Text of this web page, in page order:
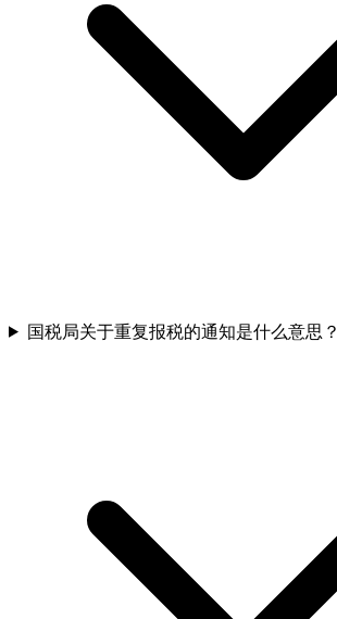
国税局关于重复报税的通知是什么意思？